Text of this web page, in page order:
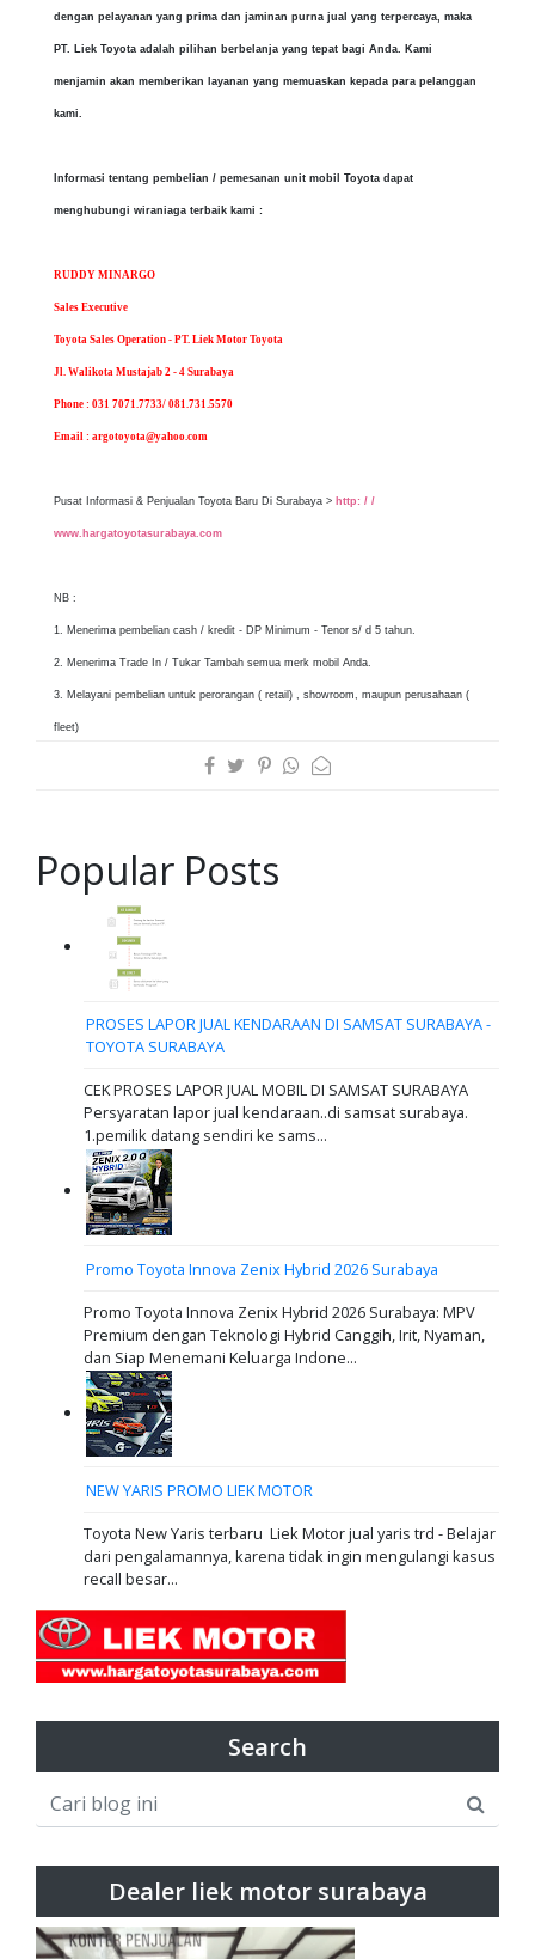
dengan pelayanan yang prima dan jaminan purna jual yang terpercaya, maka
PT. Liek Toyota adalah pilihan berbelanja yang tepat bagi Anda. Kami
menjamin akan memberikan layanan yang memuaskan kepada para pelanggan
kami.
Informasi tentang pembelian / pemesanan unit mobil Toyota dapat
menghubungi wiraniaga terbaik kami :
RUDDY MINARGO
Sales Executive
Toyota Sales Operation - PT. Liek Motor Toyota
Jl. Walikota Mustajab 2 - 4 Surabaya
Phone : 031 7071.7733/ 081.731.5570
Email : argotoyota@yahoo.com
Pusat Informasi & Penjualan Toyota Baru Di Surabaya > http: / /
www.hargatoyotasurabaya.com
NB :
1. Menerima pembelian cash / kredit - DP Minimum - Tenor s/ d 5 tahun.
2. Menerima Trade In / Tukar Tambah semua merk mobil Anda.
3. Melayani pembelian untuk perorangan ( retail) , showroom, maupun perusahaan (
fleet)
Popular Posts
PROSES LAPOR JUAL KENDARAAN DI SAMSAT SURABAYA -
TOYOTA SURABAYA
CEK PROSES LAPOR JUAL MOBIL DI SAMSAT SURABAYA
Persyaratan lapor jual kendaraan..di samsat surabaya.
1.pemilik datang sendiri ke sams...
Promo Toyota Innova Zenix Hybrid 2026 Surabaya
Promo Toyota Innova Zenix Hybrid 2026 Surabaya: MPV
Premium dengan Teknologi Hybrid Canggih, Irit, Nyaman,
dan Siap Menemani Keluarga Indone...
NEW YARIS PROMO LIEK MOTOR
Toyota New Yaris terbaru Liek Motor jual yaris trd - Belajar
dari pengalamannya, karena tidak ingin mengulangi kasus
recall besar...
Search
Dealer liek motor surabaya